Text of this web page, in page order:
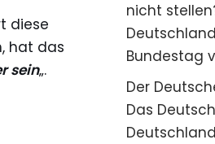
diese
hat das
sein„.
nicht
Deutschland
Bundestag
Der
Das
Deutschland